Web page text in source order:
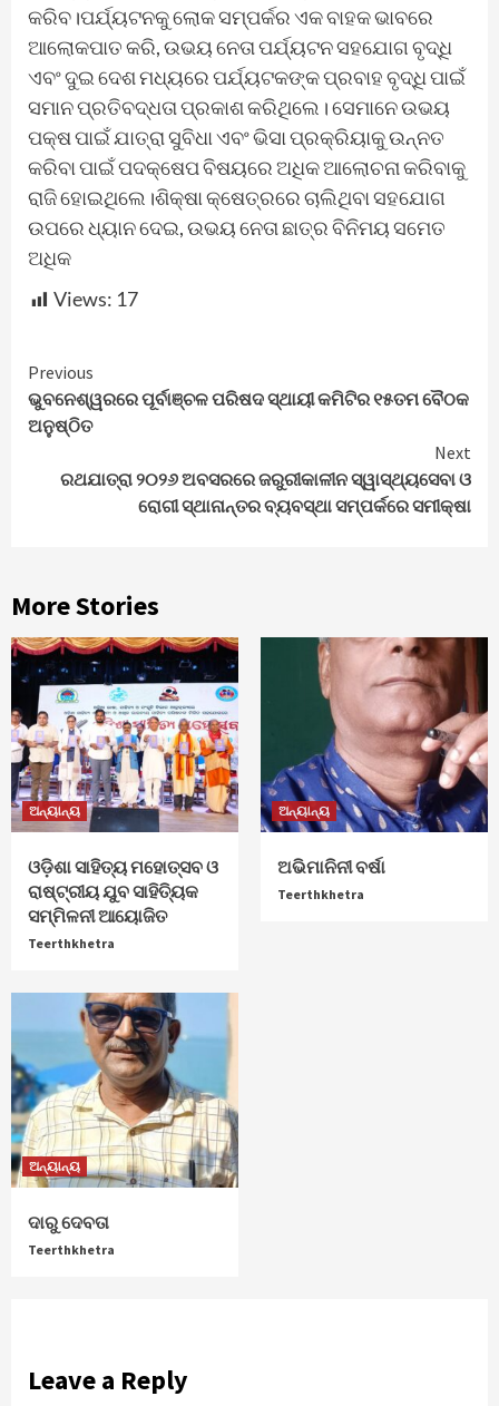
Views: 17
Continue
Reading
Previous
ଭୁବନେଶ୍ୱରରେ ପୂର୍ବାଞ୍ଚଳ ପରିଷଦ ସ୍ଥାୟୀ କମିଟିର ୧୫ତମ ବୈଠକ
ଅନୁଷ୍ଠିତ
Next
ରଥଯାତ୍ରା ୨୦୨୬ ଅବସରରେ ଜରୁରୀକାଳୀନ ସ୍ୱାସ୍ଥ୍ୟସେବା ଓ
ରୋଗୀ ସ୍ଥାନାନ୍ତର ବ୍ୟବସ୍ଥା ସମ୍ପର୍କରେ ସମୀକ୍ଷା
More Stories
ଅନ୍ୟାନ୍ୟ
ଓଡ଼ିଶା ସାହିତ୍ୟ ମହୋତ୍ସବ ଓ
ରାଷ୍ଟ୍ରୀୟ ଯୁବ ସାହିତ୍ୟିକ
ସମ୍ମିଳନୀ ଆୟୋଜିତ
Teerthkhetra
ଅନ୍ୟାନ୍ୟ
ଅଭିମାନିନୀ ବର୍ଷା
Teerthkhetra
ଅନ୍ୟାନ୍ୟ
ଦାରୁ ଦେବତା
Teerthkhetra
Leave a Reply